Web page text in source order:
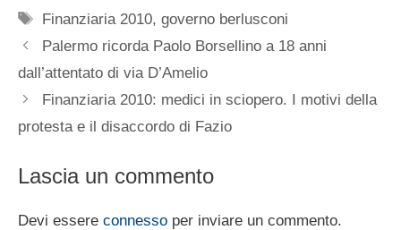
Tag
Finanziaria 2010,governo berlusconi
Palermo ricorda Paolo Borsellino a 18 anni
dall’attentato di via D’Amelio
Finanziaria 2010: medici in sciopero. I motivi della
protesta e il disaccordo di Fazio
Lascia un commento
Devi essere connesso per inviare un commento.